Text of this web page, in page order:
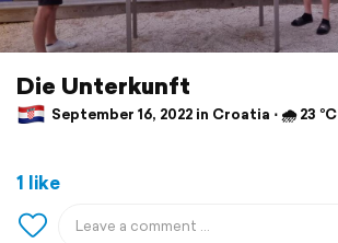
Die Unterkunft
September 16, 2022 in Croatia ⋅ 🌧 23 °C
1 like